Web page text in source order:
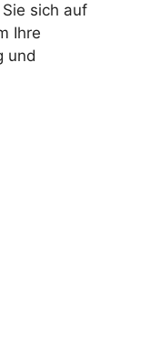
sich auf
Ihre
und